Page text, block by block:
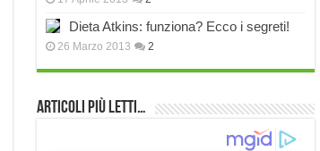
Dieta Atkins: funziona? Ecco i segreti!
26 Marzo 2013 2
Articoli più Letti…